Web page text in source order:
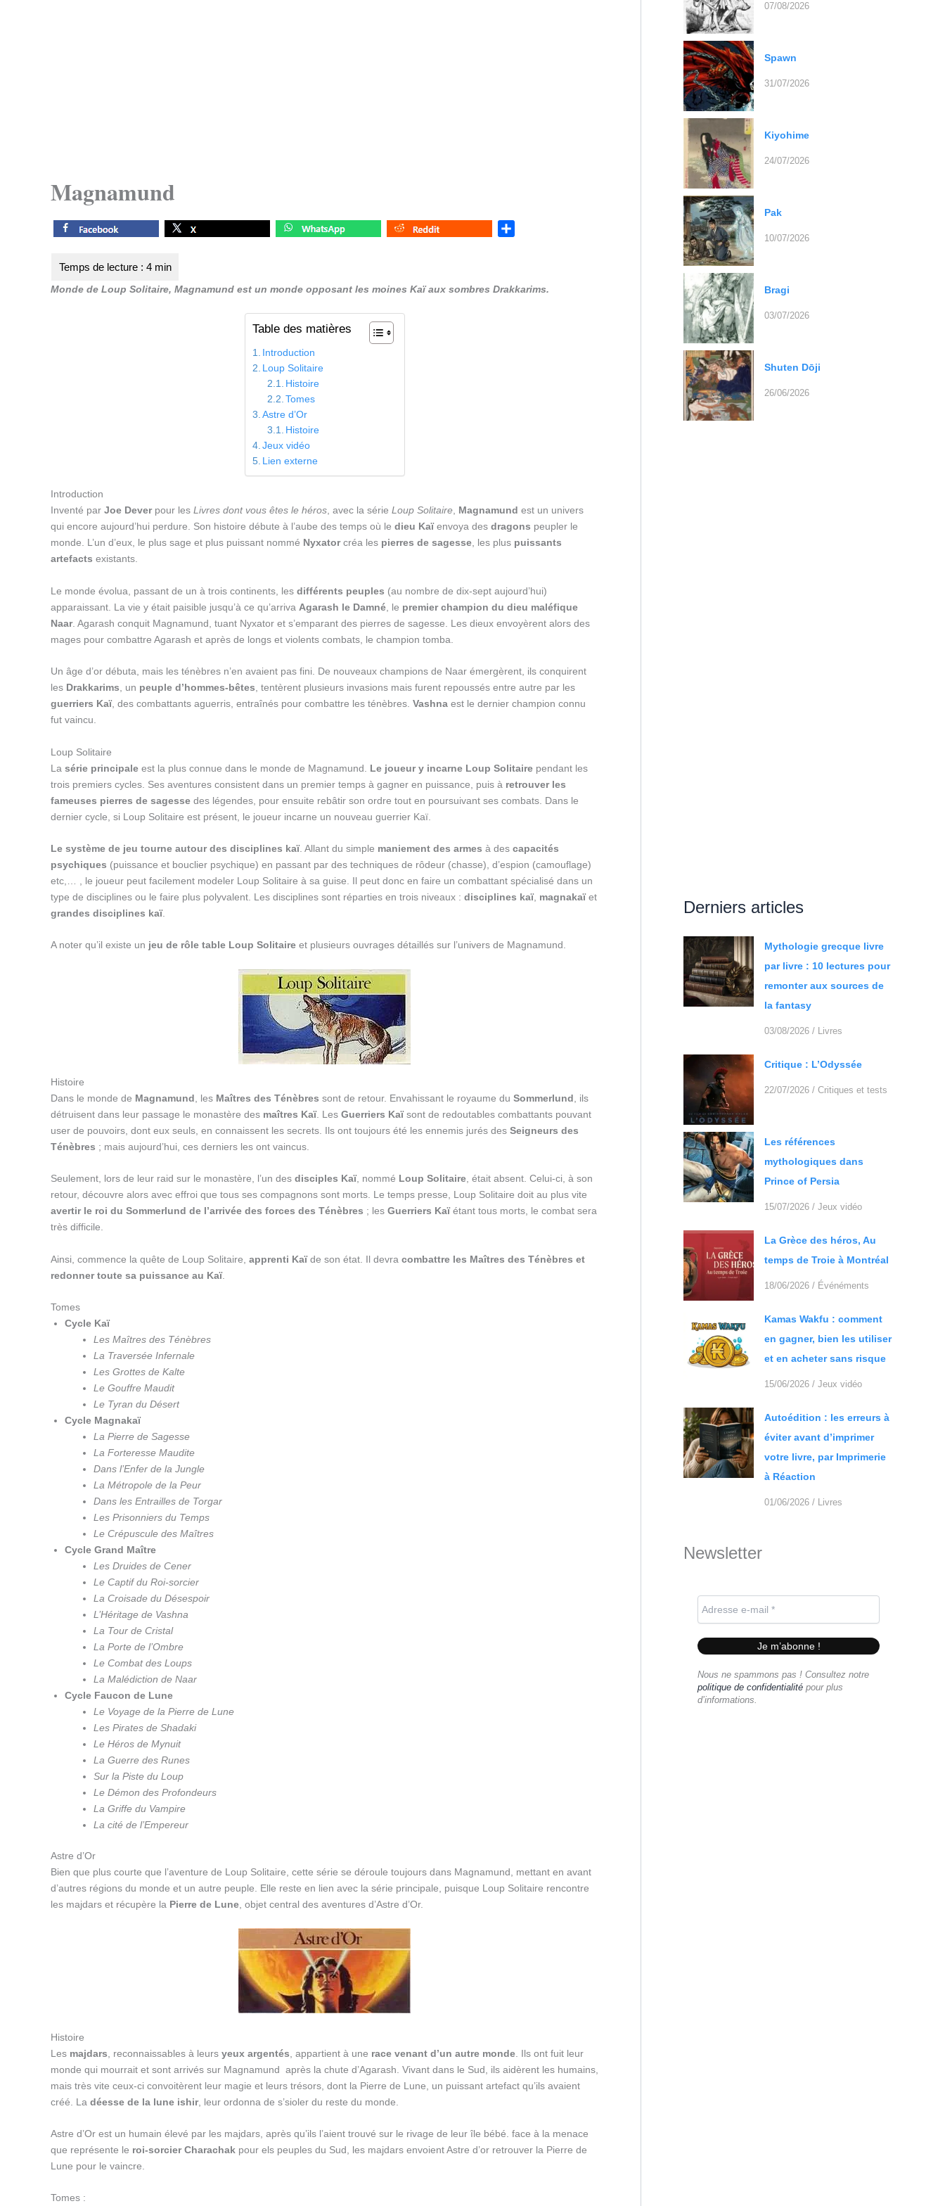
Magnamund
e
Monde de Loup Solitaire, Magnamund est un monde opposant les moines Kaï aux sombres Drakkarims.
Table des matières
Introduction
Loup Solitaire
Histoire
Tomes
Astre d’Or
Histoire
Jeux vidéo
Lien externe
Introduction
Inventé par Joe Deverpour les Livres dont vous êtes le héros, avec la série Loup Solitaire, Magnamund est un univers
qui encore aujourd’hui perdure. Son histoire débute à l’aube des temps où le dieu Kaï envoya des dragons peupler le
monde. L’un d’eux, le plus sage et plus puissant nommé Nyxatorcréa les pierres de sagesse, les plus puissants
artefacts existants.
Le monde évolua, passant de un à trois continents, les différents peuples (au nombre de dix-sept aujourd’hui)
apparaissant. La vie y était paisible jusqu’à ce qu’arriva Agarash le Damné , le premier champion du dieu maléfique
Naar. Agarash conquit Magnamund, tuant Nyxator et s’emparant des pierres de sagesse. Les dieux envoyèrent alors des
mages pour combattre Agarash et après de longs et violents combats, le champion tomba.
Un âge d’or débuta, mais les ténèbres n’en avaient pas fini. De nouveaux champions de Naar émergèrent, ils conquirent
les Drakkarims , un peuple d’hommes-bêtes , tentèrent plusieurs invasions mais furent repoussés entre autre par les
guerriers Kaï , des combattants aguerris, entraînés pour combattre les ténèbres. Vashna est le dernier champion connu
fut vaincu.
Loup Solitaire
La série principale est la plus connue dans le monde de Magnamund. Le joueur y incarne Loup Solitaire pendant les
trois premiers cycles. Ses aventures consistent dans un premier temps à gagner en puissance, puis à retrouver les
fameuses pierres de sagesse des légendes, pour ensuite rebâtir son ordre tout en poursuivant ses combats. Dans le
dernier cycle, si Loup Solitaire est présent, le joueur incarne un nouveau guerrier Kaï.
Le système de jeu tourne autour des disciplines kaï . Allant du simple maniement des armes à des capacités
psychiques (puissance et bouclier psychique) en passant par des techniques de rôdeur (chasse), d’espion (camouflage)
etc,… , le joueur peut facilement modeler Loup Solitaire à sa guise. Il peut donc en faire un combattant spécialisé dans un
type de disciplines ou le faire plus polyvalent. Les disciplines sont réparties en trois niveaux : disciplines kaï magnakaï et
grandes disciplines kaï
A noter qu’il existe un jeu de rôle table Loup Solitaire et plusieurs ouvrages détaillés sur l’univers de Magnamund.
Histoire
Dans le monde de Magnamund , les Maîtres des Ténèbres sont de retour. Envahissant le royaume du Sommerlund , ils
détruisent dans leur passage le monastère des maîtres Kaï . Les Guerriers Kaï sont de redoutables combattants pouvant
user de pouvoirs, dont eux seuls, en connaissent les secrets. Ils ont toujours été les ennemis jurés des Seigneurs des
Ténèbres ; mais aujourd’hui, ces derniers les ont vaincus.
Seulement, lors de leur raid sur le monastère, l’un des disciples Kaï , nommé Loup Solitaire , était absent. Celui-ci, à son
retour, découvre alors avec effroi que tous ses compagnons sont morts. Le temps presse, Loup Solitaire doit au plus vite
avertir le roi du Sommerlund de l’arrivée des forces des Ténèbres ; les Guerriers Kaï étant tous morts, le combat sera
très difficile.
Ainsi, commence la quête de Loup Solitaire, apprenti Kaï de son état. Il devra combattre les Maîtres des Ténèbres et
redonner toute sa puissance au Kaï
Tomes
Cycle Kaï
Les Maîtres des Ténèbres
La Traversée Infernale
Les Grottes de Kalte
Le Gouffre Maudit
Le Tyran du Désert
Cycle Magnakaï
La Pierre de Sagesse
La Forteresse Maudite
Dans l’Enfer de la Jungle
La Métropole de la Peur
Dans les Entrailles de Torgar
Les Prisonniers du Temps
Le Crépuscule des Maîtres
Cycle Grand Maître
Les Druides de Cener
Le Captif du Roi-sorcier
La Croisade du Désespoir
L’Héritage de Vashna
La Tour de Cristal
La Porte de l’Ombre
Le Combat des Loups
La Malédiction de Naar
Cycle Faucon de Lune
Le Voyage de la Pierre de Lune
Les Pirates de Shadaki
Le Héros de Mynuit
La Guerre des Runes
Sur la Piste du Loup
Le Démon des Profondeurs
La Griffe du Vampire
La cité de l’Empereur
Astre d’Or
Bien que plus courte que l’aventure de Loup Solitaire, cette série se déroule toujours dans Magnamund, mettant en avant
d’autres régions du monde et un autre peuple. Elle reste en lien avec la série principale, puisque Loup Solitaire rencontre
les majdars et récupère la Pierre de Lune , objet central des aventures d’Astre d’Or.
Histoire
Les majdars , reconnaissables à leurs yeux argentés , appartient à une race venant d’un autre monde . Ils ont fuit leur
monde qui mourrait et sont arrivés sur Magnamund après la chute d’Agarash. Vivant dans le Sud, ils aidèrent les humains,
mais très vite ceux-ci convoitèrent leur magie et leurs trésors, dont la Pierre de Lune, un puissant artefact qu’ils avaient
créé. La déesse de la lune ishir, leur ordonna de s’sioler du reste du monde.
Astre d’Or est un humain élevé par les majdars, après qu’ils l’aient trouvé sur le rivage de leur île bébé. face à la menace
que représente le roi-sorcier Charachak pour els peuples du Sud, les majdars envoient Astre d’or retrouver la Pierre de
Lune pour le vaincre.
Tomes :
07/08/2026
Spawn
31/07/2026
Kiyohime
24/07/2026
Pak
10/07/2026
Bragi
03/07/2026
Shuten Dōji
26/06/2026
Derniers articles
Mythologie grecque livre
par livre : 10 lectures pour
remonter aux sources de
la fantasy
03/08/2026 / Livres
Critique : L’Odyssée
22/07/2026 / Critiques et tests
Les références
mythologiques dans
Prince of Persia
15/07/2026 / Jeux vidéo
La Grèce des héros, Au
temps de Troie à Montréal
18/06/2026 / Événéments
Kamas Wakfu : comment
en gagner, bien les utiliser
et en acheter sans risque
15/06/2026 / Jeux vidéo
Autoédition : les erreurs à
éviter avant d’imprimer
votre livre, par Imprimerie
à Réaction
01/06/2026 / Livres
Newsletter
Nous ne spammons pas ! Consultez notre
politique de confidentialité pour plus
d’informations.